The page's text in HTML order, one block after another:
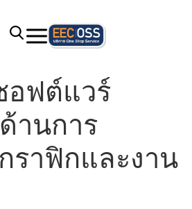
อฟต์แวร์
านการ
ราฟิกและงาน